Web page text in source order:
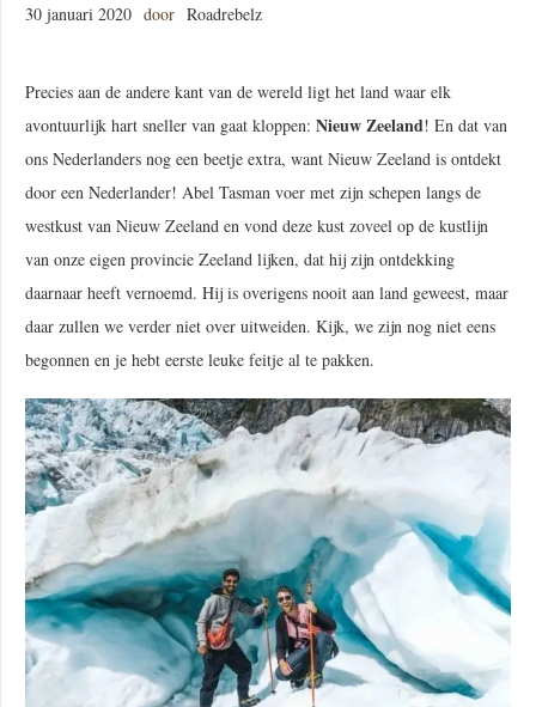
30 januari 2020 door Roadrebelz
Precies aan de andere kant van de wereld ligt het land waar elk
avontuurlijk hart sneller van gaat kloppen: Nieuw Zeeland! En dat van
ons Nederlanders nog een beetje extra, want Nieuw Zeeland is ontdekt
door een Nederlander! Abel Tasman voer met zijn schepen langs de
westkust van Nieuw Zeeland en vond deze kust zoveel op de kustlijn
van onze eigen provincie Zeeland lijken, dat hij zijn ontdekking
daarnaar heeft vernoemd. Hij is overigens nooit aan land geweest, maar
daar zullen we verder niet over uitweiden. Kijk, we zijn nog niet eens
begonnen en je hebt eerste leuke feitje al te pakken.